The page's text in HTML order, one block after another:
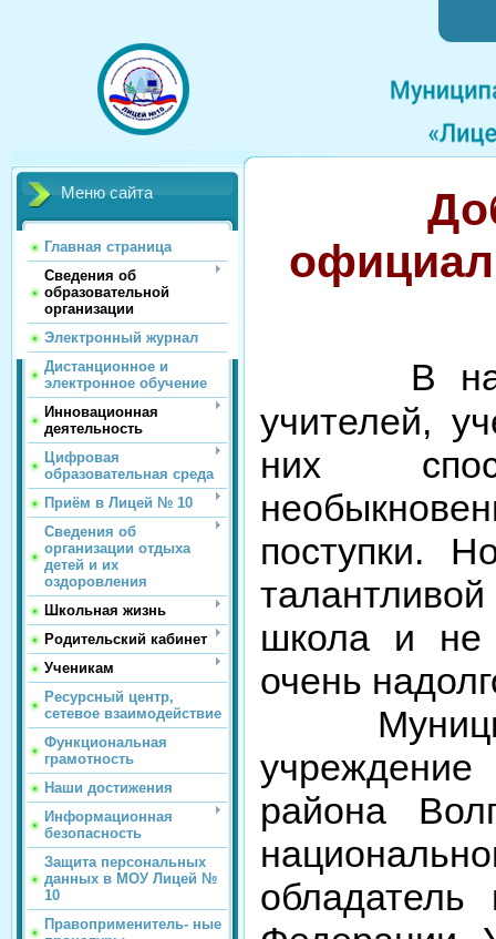
Меню сайта
Главная страница
Сведения об
образовательной
организации
Электронный журнал
Дистанционное и
электронное обучение
Инновационная
деятельность
Цифровая
образовательная среда
Приём в Лицей № 10
Сведения об
организации отдыха
детей и их
оздоровления
Школьная жизнь
Родительский кабинет
Ученикам
Ресурсный центр,
сетевое взаимодействие
Функциональная
грамотность
Наши достижения
Информационная
безопасность
Защита персональных
данных в МОУ Лицей №
10
Правоприменитель- ные
В
учителей,
них
поступки.
школа и не
очень
района
обладатель